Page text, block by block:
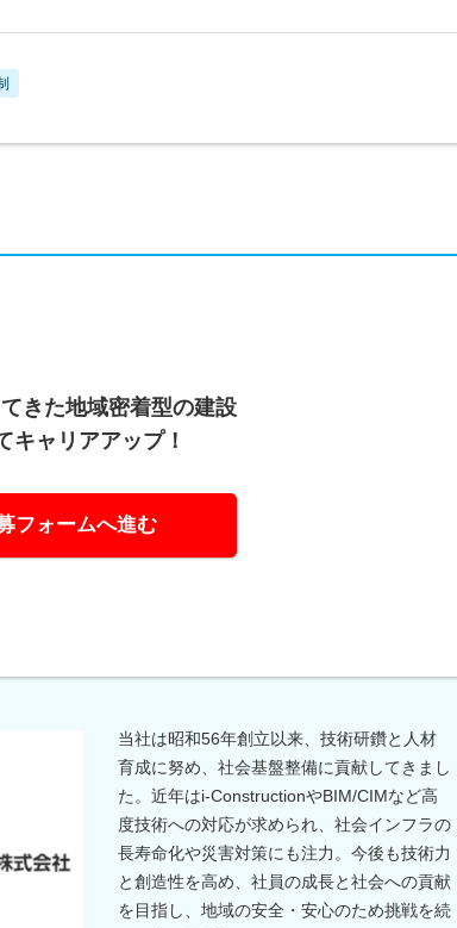
きた地域密着型の建設
キャリアアップ！
フォームへ進む
当社は昭和56年創立以来、技術研鑽と人材
育成に努め、社会基盤整備に貢献してきまし
た。近年はi-ConstructionやBIM/CIMなど高
度技術への対応が求められ、社会インフラの
長寿命化や災害対策にも注力。今後も技術力
と創造性を高め、社員の成長と社会への貢献
を目指し、地域の安全・安心のため挑戦を続